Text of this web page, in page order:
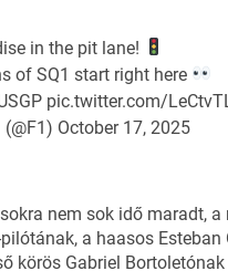
in the pit lane!
of SQ1 start right here
pic.twitter.com/
October 17, 2025
nem sok idő maradt, a
a haasos Esteban
körös Gabriel